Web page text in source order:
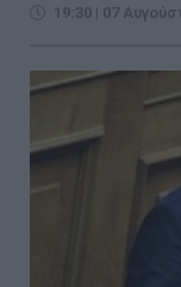
19:30 | 07